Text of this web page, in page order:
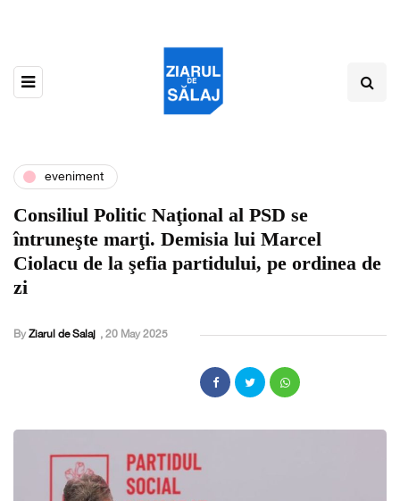
eveniment
Consiliul Politic Naţional al PSD se
întruneşte marţi. Demisia lui Marcel
Ciolacu de la şefia partidului, pe ordinea de
zi
By Ziarul de Salaj , 20 May 2025